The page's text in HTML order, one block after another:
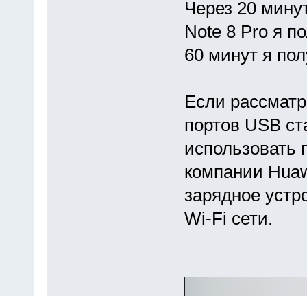
Через 20
Note 8 Pro я
60 минут я
Если
портов USB
использовать
компании
зарядное
Wi-Fi сети.